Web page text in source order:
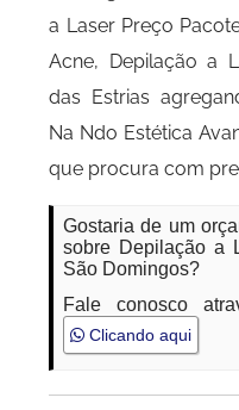
a Laser Preço
Acne, Depilação a
das Estrias
Na Ndo Estética
que procura com
Gostaria de um
sobre Depilação a
São Domingos?
Fale conosco
Clicando aqui